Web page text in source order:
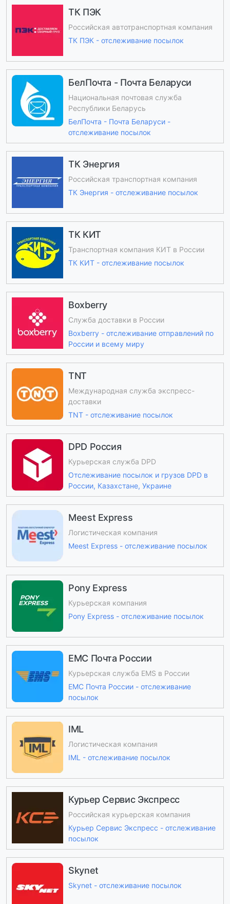
ТК ПЭК
Российская автотранспортная компания
ТК ПЭК - отслеживание посылок
БелПочта - Почта Беларуси
Национальная почтовая служба
Республики Беларусь
БелПочта - Почта Беларуси -
отслеживание посылок
ТК Энергия
Российская транспортная компания
ТК Энергия - отслеживание посылок
ТК КИТ
Транспортная компания КИТ в России
ТК КИТ - отслеживание посылок
Boxberry
Служба доставки в России
Boxberry - отслеживание отправлений по
России и всему миру
TNT
Международная служба экспресс-
доставки
TNT - отслеживание посылок
DPD Россия
Курьерская служба DPD
Отслеживание посылок и грузов DPD в
России, Казахстане, Украине
Meest Express
Логистическая компания
Meest Express - отслеживание посылок
Pony Express
Курьерская компания
Pony Express - отслеживание посылок
ЕМС Почта России
Курьерская служба EMS в России
ЕМС Почта России - отслеживание
посылок
IML
Логистическая компания
IML - отслеживание посылок
Курьер Сервис Экспресс
Российская курьерская компания
Курьер Сервис Экспресс - отслеживание
посылок
Skynet
Skynet - отслеживание посылок